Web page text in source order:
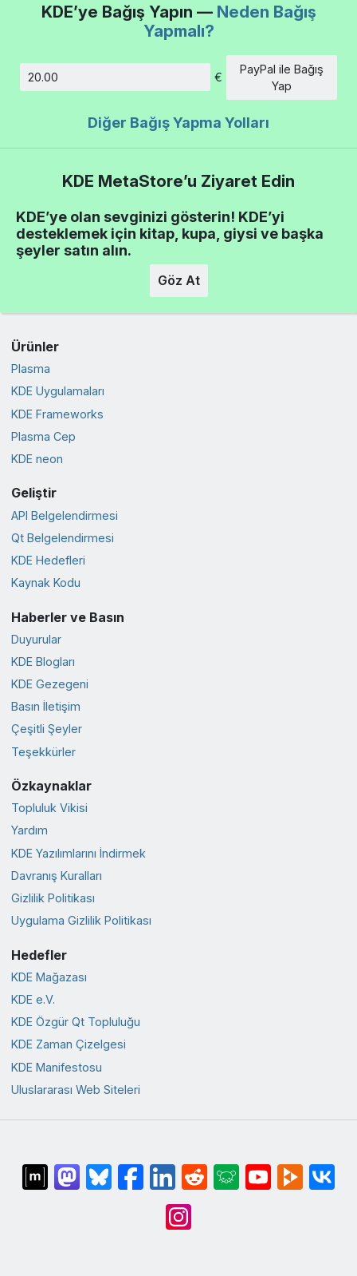
KDE’ye Bağış Yapın — Neden Bağış
Yapmalı?
€
PayPal ile Bağış
Yap
Diğer Bağış Yapma Yolları
KDE MetaStore’u Ziyaret Edin
KDE’ye olan sevginizi gösterin! KDE’yi
desteklemek için kitap, kupa, giysi ve başka
şeyler satın alın.
Göz At
Ürünler
Plasma
KDE Uygulamaları
KDE Frameworks
Plasma Cep
KDE neon
Geliştir
API Belgelendirmesi
Qt Belgelendirmesi
KDE Hedefleri
Kaynak Kodu
Haberler ve Basın
Duyurular
KDE Blogları
KDE Gezegeni
Basın İletişim
Çeşitli Şeyler
Teşekkürler
Özkaynaklar
Topluluk Vikisi
Yardım
KDE Yazılımlarını İndirmek
Davranış Kuralları
Gizlilik Politikası
Uygulama Gizlilik Politikası
Hedefler
KDE Mağazası
KDE e.V.
KDE Özgür Qt Topluluğu
KDE Zaman Çizelgesi
KDE Manifestosu
Uluslararası Web Siteleri